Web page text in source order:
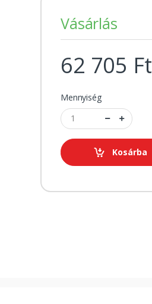
Vásárlás
62 705 Ft
Mennyiség
Kosárba